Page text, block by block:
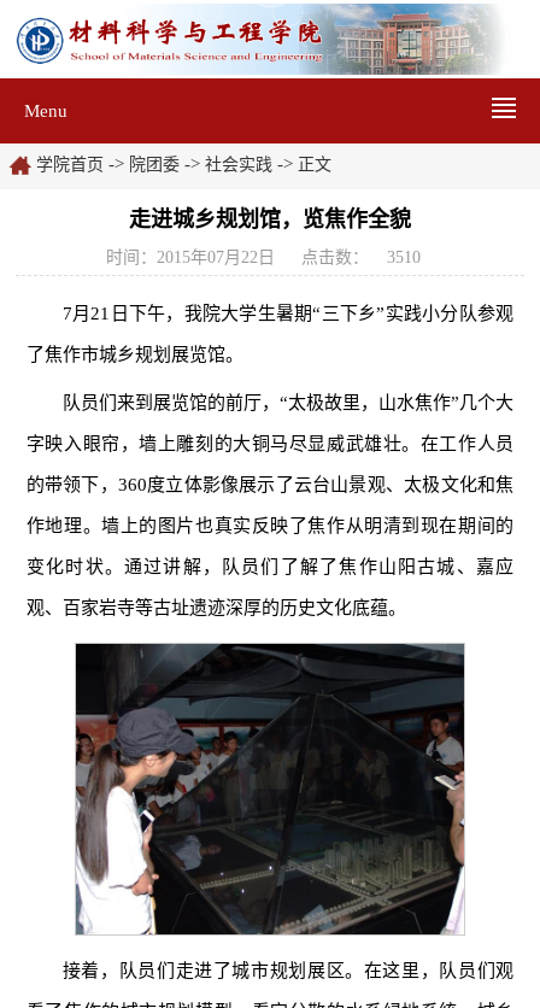
Menu
学院首页 -> 院团委 -> 社会实践 -> 正文
走进城乡规划馆，览焦作全貌
时间：2015年07月22日 点击数： 3510
7月21日下午，我院大学生暑期“三下乡”实践小分队参观
了焦作市城乡规划展览馆。
队员们来到展览馆的前厅，“太极故里，山水焦作”几个大
字映入眼帘，墙上雕刻的大铜马尽显威武雄壮。在工作人员
的带领下，360度立体影像展示了云台山景观、太极文化和焦
作地理。墙上的图片也真实反映了焦作从明清到现在期间的
变化时状。通过讲解，队员们了解了焦作山阳古城、嘉应
观、百家岩寺等古址遗迹深厚的历史文化底蕴。
接着，队员们走进了城市规划展区。在这里，队员们观